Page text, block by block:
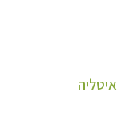
איטליה